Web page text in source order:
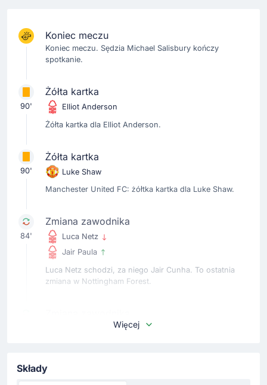
Koniec meczu
Koniec meczu. Sędzia Michael Salisbury kończy
spotkanie.
90'
Żółta kartka
Elliot Anderson
Żółta kartka dla Elliot Anderson.
90'
Żółta kartka
Luke Shaw
Manchester United FC: żółtka kartka dla Luke Shaw.
84'
Zmiana zawodnika
Luca Netz
Jair Paula
Luca Netz schodzi, za niego Jair Cunha. To ostatnia
zmiana w Nottingham Forest.
Igor Jesus, wchodzi James McAtee.
Więcej
Składy